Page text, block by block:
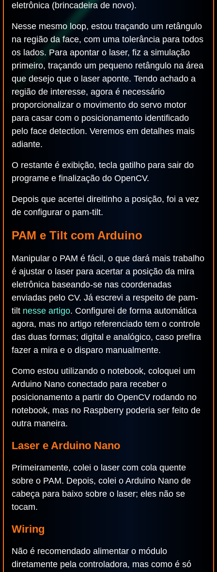
eletrônica (brincadeira de novo).
Nesse mesmo loop, estou traçando um retângulo
na região da face, com uma tolerância para todos
os lados. Para apontar o laser, fiz a simulação
primeiro, traçando um pequeno retângulo na área
que desejo que o laser aponte. Tendo achado a
região de interesse, agora é necessário
proporcionalizar o movimento do servo motor
para casar com o posicionamento identificado
pelo face detection. Veremos em detalhes mais
adiante.
O restante é exibição, tecla gatilho para sair do
programe e finalização do OpenCV.
Depois que acertei direitinho a posição, foi a vez
de configurar o pam-tilt.
PAM e Tilt com Arduino
Manipular o PAM é fácil, o que dará mais trabalho
é ajustar o laser para acertar a posição da mira
eletrônica baseando-se nas coordenadas
enviadas pelo CV. Já escrevi a respeito de pam-
tilt nesse artigo. Configurei de forma automática
agora, mas no artigo referenciado tem o controle
das duas formas; digital e analógico, caso prefira
fazer a mira e o disparo manualmente.
Como estou utilizando o notebook, coloquei um
Arduino Nano conectado para receber o
posicionamento a partir do OpenCV rodando no
notebook, mas no Raspberry poderia ser feito de
outra maneira.
Laser e Arduino Nano
Primeiramente, colei o laser com cola quente
sobre o PAM. Depois, colei o Arduino Nano de
cabeça para baixo sobre o laser; eles não se
tocam.
Wiring
Não é recomendado alimentar o módulo
diretamente pela controladora, mas como é só